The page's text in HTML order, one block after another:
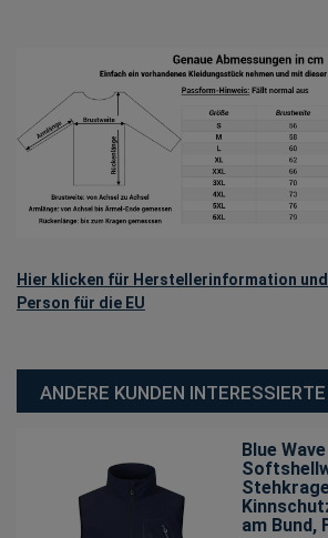
Hier klicken für Herstellerinformation
Person für die EU
ANDERE KUNDEN
Blue
am Bund,